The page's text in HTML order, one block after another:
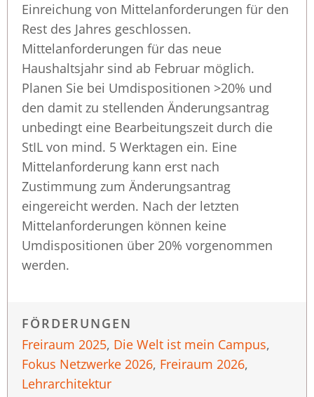
Einreichung von Mittelanforderungen für den
Rest des Jahres geschlossen.
Mittelanforderungen für das neue
Haushaltsjahr sind ab Februar möglich.
Planen Sie bei Umdispositionen >20% und
den damit zu stellenden Änderungsantrag
unbedingt eine Bearbeitungszeit durch die
StIL von mind. 5 Werktagen ein. Eine
Mittelanforderung kann erst nach
Zustimmung zum Änderungsantrag
eingereicht werden. Nach der letzten
Mittelanforderungen können keine
Umdispositionen über 20% vorgenommen
werden.
FÖRDERUNGEN
Freiraum 2025, Die Welt ist mein Campus,
Fokus Netzwerke 2026, Freiraum 2026,
Lehrarchitektur